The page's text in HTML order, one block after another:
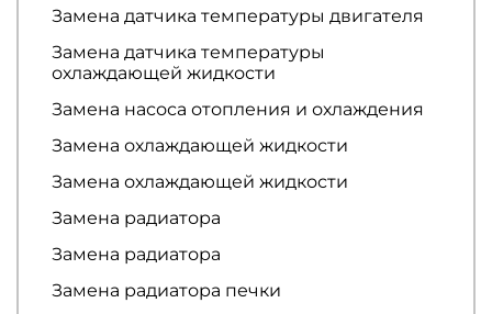
Замена датчика температуры двигателя
Замена датчика температуры
охлаждающей жидкости
Замена насоса отопления и охлаждения
Замена охлаждающей жидкости
Замена охлаждающей жидкости
Замена радиатора
Замена радиатора
Замена радиатора печки